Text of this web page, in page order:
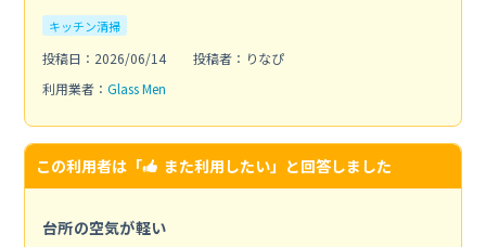
キッチン清掃
投稿日：2026/06/14
投稿者：りなぴ
利用業者： Glass Men
この利用者は「 また利用したい」と回答しました
台所の空気が軽い